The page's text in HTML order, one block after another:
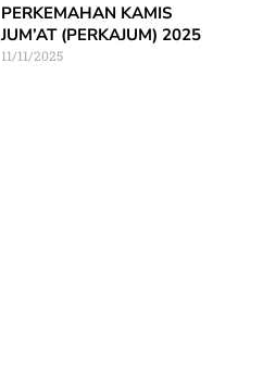
PERKEMAHAN KAMIS
JUM’AT (PERKAJUM) 2025
11/11/2025